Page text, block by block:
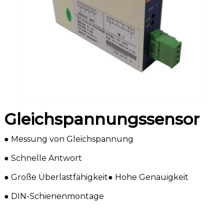
Gleichspannungssensor
️️● Messung von Gleichspannung
️️● Schnelle Antwort
️️● Große Überlastfähigkeit️️● Hohe Genauigkeit
️️● DIN-Schienenmontage